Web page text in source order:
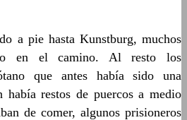
a pie hasta Kunstburg, muchos
en el camino. Al resto los
que antes había sido una
había restos de puercos a medio
de comer, algunos prisioneros